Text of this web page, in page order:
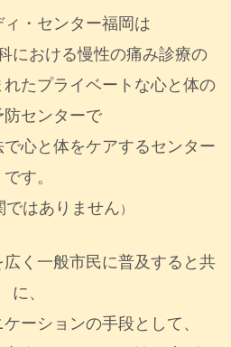
・センター福岡は
における慢性の痛み診療の
れたプライベートな心と体の
センターで
心と体をケアするセンター
です。
ではありません）
く一般市民に普及すると共
に、
ーションの手段として、